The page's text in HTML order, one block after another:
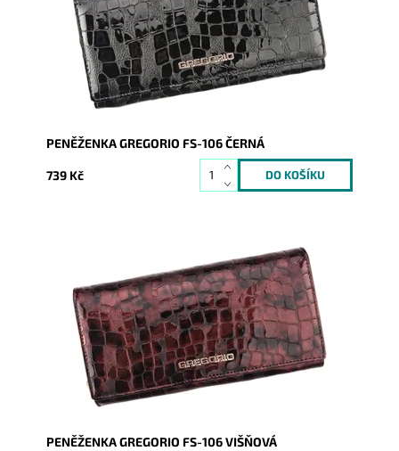
Dostupnost:
Skladem
1504
Značka:
Gregorio
Záruka:
2 roky
PENĚŽENKA GREGORIO FS-106 ČERNÁ
739 Kč
Velmi krásná peněženka, jejíž povrch imituje krokodýlí
kůži. Novinka, která svým vzhledem zaujme na první
pohled...
Dostupnost:
Skladem
1500
Značka:
Gregorio
Záruka:
2 roky
PENĚŽENKA GREGORIO FS-106 VIŠŇOVÁ